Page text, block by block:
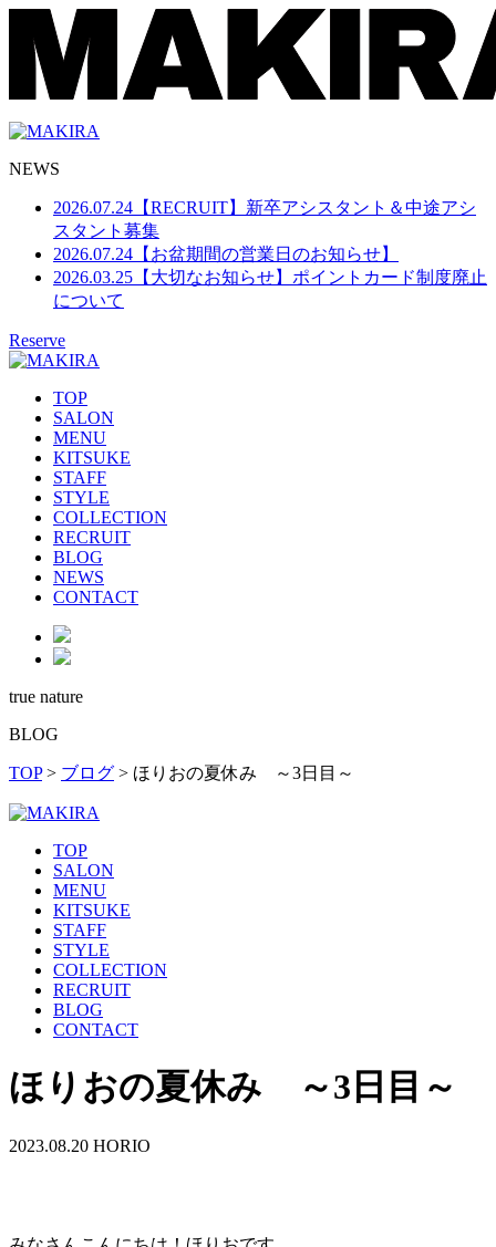
NEWS
2026.07.24 【RECRUIT】新卒アシスタント＆中途アシ
スタント募集
2026.07.24 【お盆期間の営業日のお知らせ】
2026.03.25 【大切なお知らせ】ポイントカード制度廃止
について
Reserve
TOP
SALON
MENU
KITSUKE
STAFF
STYLE
COLLECTION
RECRUIT
BLOG
NEWS
CONTACT
true nature
BLOG
TOP> ブログ > ほりおの夏休み ～3日目～
TOP
SALON
MENU
KITSUKE
STAFF
STYLE
COLLECTION
RECRUIT
BLOG
CONTACT
ほりおの夏休み ～3日目～
2023.08.20 HORIO